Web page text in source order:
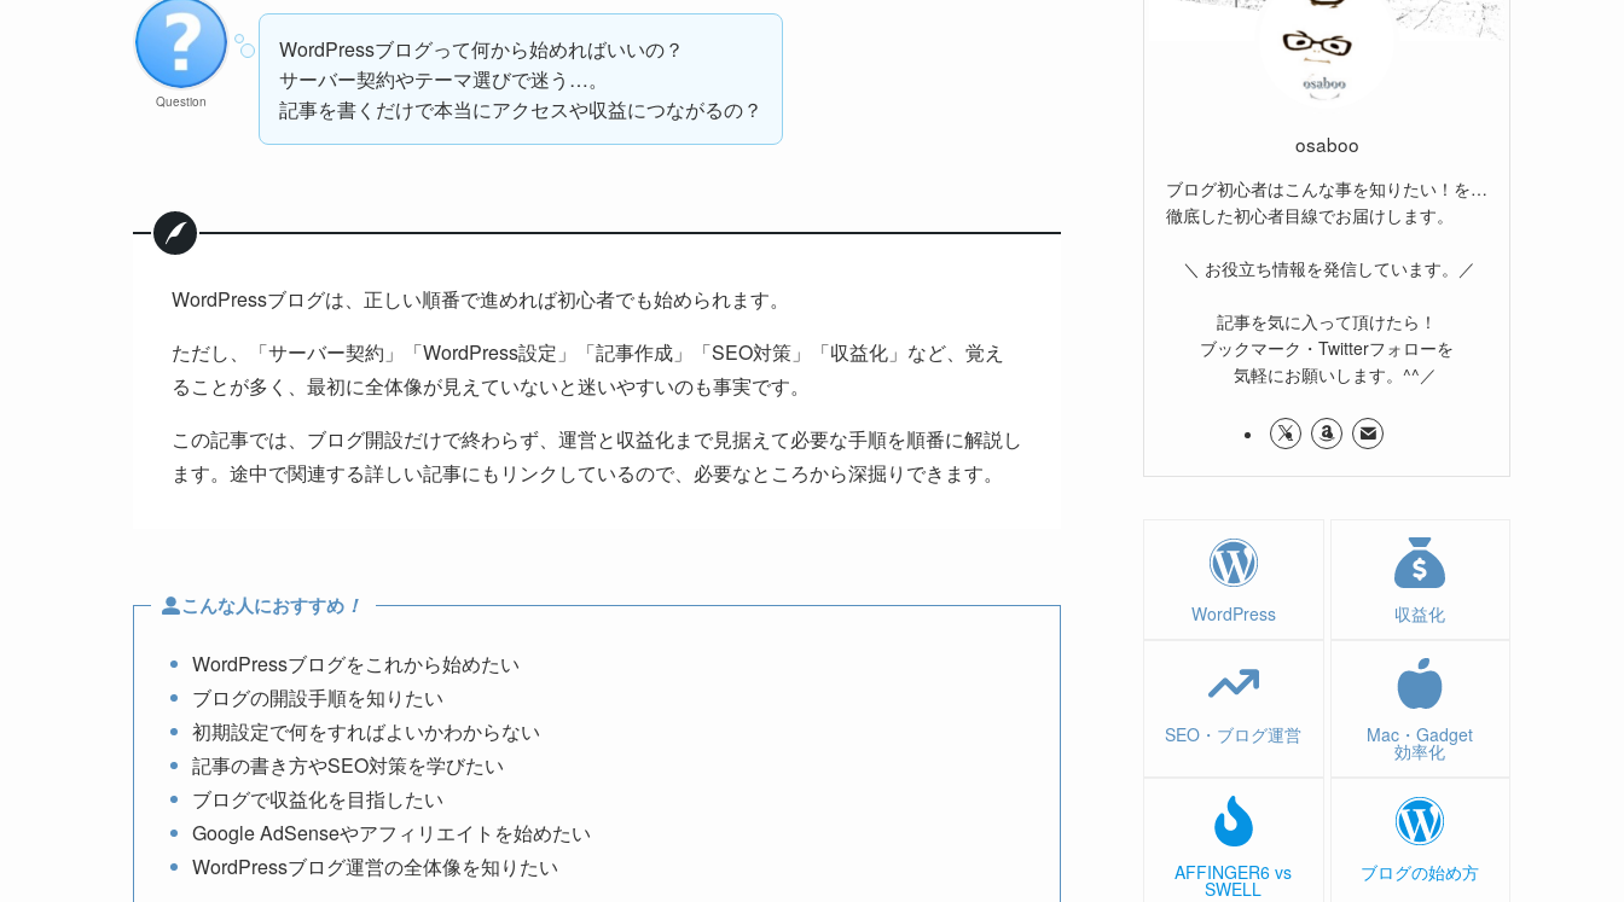
Question
WordPressブログって何から始めればいいの？
サーバー契約やテーマ選びで迷う…。
記事を書くだけで本当にアクセスや収益につながるの？
WordPressブログは、正しい順番で進めれば初心者でも始められます。
ただし、「サーバー契約」「WordPress設定」「記事作成」「SEO対策」「収益化」など、覚え
ることが多く、最初に全体像が見えていないと迷いやすいのも事実です。
この記事では、ブログ開設だけで終わらず、運営と収益化まで見据えて必要な手順を順番に解説し
ます。途中で関連する詳しい記事にもリンクしているので、必要なところから深掘りできます。
こんな人におすすめ！
WordPressブログをこれから始めたい
ブログの開設手順を知りたい
初期設定で何をすればよいかわからない
記事の書き方やSEO対策を学びたい
ブログで収益化を目指したい
Google AdSenseやアフィリエイトを始めたい
WordPressブログ運営の全体像を知りたい
osaboo
ブログ初心者はこんな事を知りたい！を…
徹底した初心者目線でお届けします。
＼ お役立ち情報を発信しています。／
記事を気に入って頂けたら！
ブックマーク・Twitterフォローを
気軽にお願いします。^^／
WordPress 収益化
SEO・ブログ運営 Mac・Gadget
効率化
AFFINGER6 vs
SWELL
ブログの始め方